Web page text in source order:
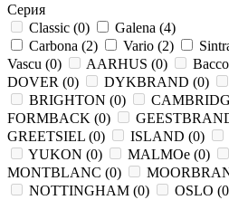
Серия
Classic (0) Galena (4)
Carbona (2) Vario (2)
Vascu (0) AARHUS (0) Bacco
DOVER (0) DYKBRAND (0)
BRIGHTON (0)
FORMBACK (0)
GREETSIEL (0) ISLAND (0)
YUKON (0) MALMOe (0)
MONTBLANC (0)
NOTTINGHAM (0) OSLO (0